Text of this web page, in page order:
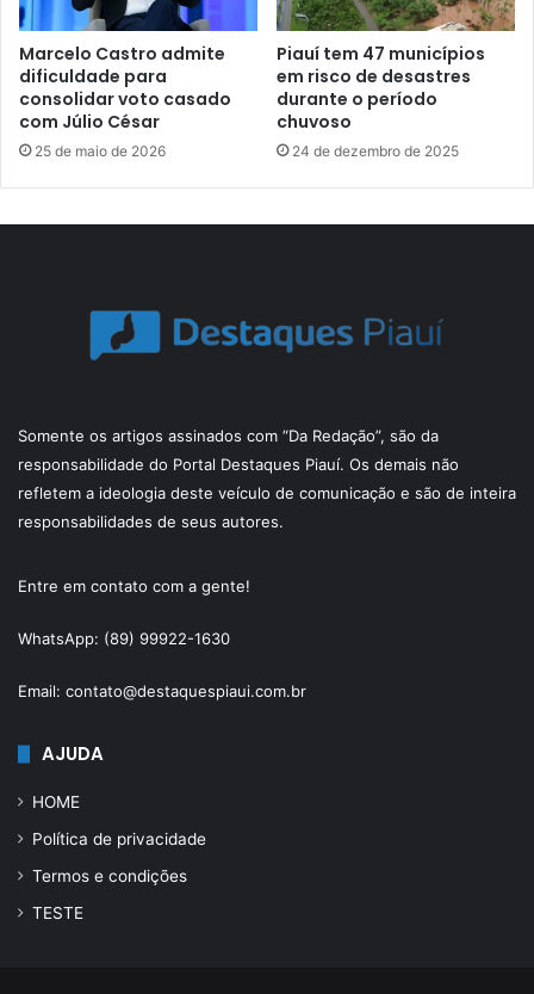
Marcelo Castro admite
dificuldade para
consolidar voto casado
com Júlio César
25 de maio de 2026
Piauí tem 47 municípios
em risco de desastres
durante o período
chuvoso
24 de dezembro de 2025
Somente os artigos assinados com “Da Redação”, são da
responsabilidade do Portal Destaques Piauí. Os demais não
refletem a ideologia deste veículo de comunicação e são de inteira
responsabilidades de seus autores.
Entre em contato com a gente!
WhatsApp: (89) 99922-1630
Email: contato@destaquespiaui.com.br
AJUDA
HOME
Política de privacidade
Termos e condições
TESTE